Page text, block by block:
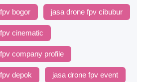
bogor jasa drone fpv cibubur
cinematic
company profile
depok jasa drone fpv event